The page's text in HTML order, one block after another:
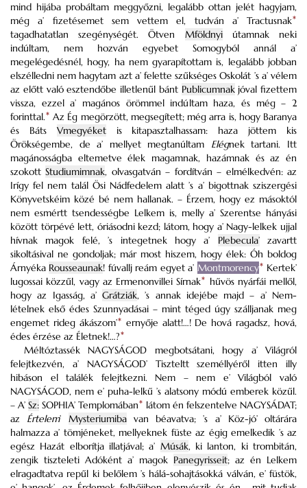
mind hijába probáltam meggyőzni, legalább ottan jelét hagyjam,
még a’ fizetésemet sem vettem el, tudván a’ Tractusnak*
tagadhatatlan szegénységét.Ötven Mföldnyiútamnak neki
indúltam, nem hozván egyebet Somogyból annál a’
megelégedésnél, hogy, ha nem gyarapítottam is, legalább jobban
elszélledni nem hagytam azt a’ felette szűkséges Oskolát ’s a’ vélem
az előtt való esztendőbe illetlenűl bánt Publicumnakjóval fizettem
vissza, ezzel a’ magános örömmel indúltam haza, és még – 2
forinttal.* Az Ég megörzött, megsegített; még arra is, hogy Baranya
és Báts Vmegyéketis kitapasztalhassam: haza jöttem kis
Örökségembe, de a’ mellyet megtanúltam Elégnek tartani. Itt
magánosságba eltemetve élek magamnak, hazámnak és az én
szokottStudiumimnak, olvasgatván – fordítván – elmélkedvén: az
Irígy fel nem talál Ösi Nádfedelem alatt ’s a’ bigottnak sziszergési
Könyvetskéim közé bé nem hallanak. – Érzem, hogy ez másoktól
nem esmértt tsendességbe Lelkem is, melly a’ Szerentse hányási
között törpévé lett, óriásodni kezd; látom, hogy a’ Nagy-lelkek ujjal
hívnak magok felé, ’s integetnek hogy a’ Plebecula’zavartt
sikoltásival ne gondoljak; már most hiszem, hogy élek: Óh boldog
Árnyéka Rousseaunak! fúvallj reám egyet a’ Montmorency* Kertek’
lugossai közzűl, vagy az Ermenonvillei Sírnak*
hűvös nyárfái mellől,
hogy az Igasság, a’Grátziák, ’s annak idejébe majd – a’ Nem-
lételnek első édes Szunnyadásai – mint téged úgy szálljanak meg
engemet rideg ákászom’*
ernyője alatt!…! De hová ragadsz, hová,
édes érzése az Életnek!…?*
Méltóztassék NAGYSÁGOD megbotsátani, hogy a’ Világról
felejtkezvén, a’ NAGYSÁGOD’ Tiszteltt személlyéről itten illy
hibáson el találék felejtkezni. Nem – nem e’ Világból való
NAGYSÁGOD, nem e’ puha-lelkű ’s alatsony módú emberek közűl.
– A’ Sz: SOPHIA’ Templomában* látom én felszentelve NAGYSÁDAT;
az Értelem’ Mysteriumibavan béavatva; ’s a’ Köz-jó’ oltárára
halmazza a’ tömjéneket, mellyeknek füste az égig emelkedik ’s az
egész Hazát elborítja illatjával; a’ Músák, ki lanton, ki trombitán,
zengik tiszteleti Adóként a’ magok Panegyrisseit; az én Lelkem
elragadtatva repűl ki belőlem ’s hálá-sohajtásokká válván, e’ füstök,